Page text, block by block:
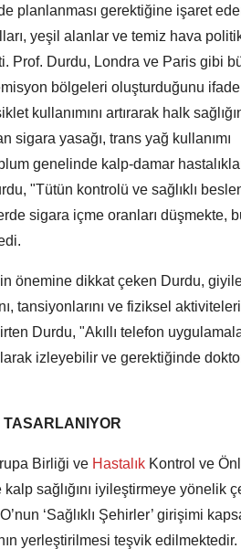
planlanması gerektiğine işaret
yeşil alanlar ve temiz hava
Prof. Durdu, Londra ve Paris gibi
bölgeleri oluşturduğunu
kullanımını artırarak halk
sigara yasağı, trans yağ kullanımı
genelinde kalp-damar
"Tütün kontrolü ve sağlıklı
sigara içme oranları düşmekte,
önemine dikkat çeken Durdu,
tansiyonlarını ve fiziksel
Durdu, "Akıllı telefon
izleyebilir ve gerektiğinde
Birliği ve Hastalık Kontrol ve
sağlığını iyileştirmeye yönelik
‘Sağlıklı Şehirler’ girişimi
yerleştirilmesi teşvik